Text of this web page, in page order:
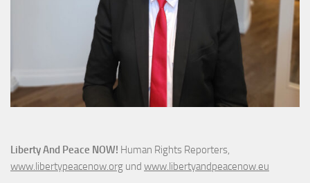
Liberty And Peace NOW! Human Rights Reporters,
www.libertypeacenow.org und www.libertyandpeacenow.eu